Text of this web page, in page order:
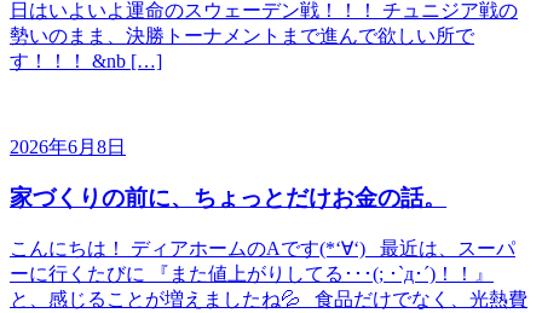
日はいよいよ運命のスウェーデン戦！！！ チュニジア戦の
勢いのまま、決勝トーナメントまで進んで欲しい所で
す！！！ &nb […]
2026年6月8日
家づくりの前に、ちょっとだけお金の話。
こんにちは！ ディアホームのAです(*‘∀‘) 最近は、スーパ
ーに行くたびに 『また値上がりしてる･･･(; ･`д･´)！！』
と、感じることが増えましたね💦 食品だけでなく、光熱費